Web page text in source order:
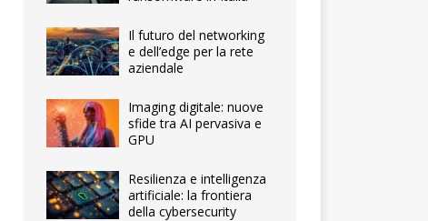
Il futuro del networking
e dell’edge per la rete
aziendale
Imaging digitale: nuove
sfide tra AI pervasiva e
GPU
Resilienza e intelligenza
artificiale: la frontiera
della cybersecurity